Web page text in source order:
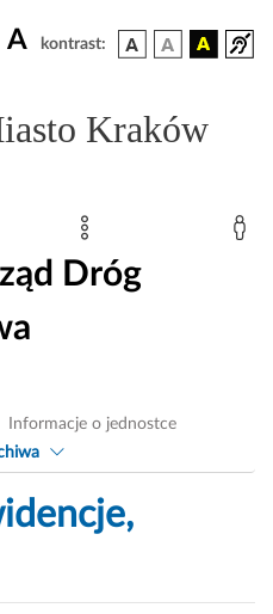
A kontrast:
Kraków
Dróg
Informacje o jednostce